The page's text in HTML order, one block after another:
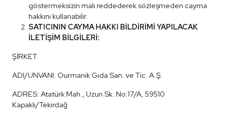
göstermeksizin malı reddederek sözleşmeden cayma
hakkını kullanabilir.
SATICININ CAYMA HAKKI BİLDİRİMİ YAPILACAK
İLETİŞİM BİLGİLERİ:
ŞİRKET
ADI/UNVANI: Ourmanik Gıda San. ve Tic. A.Ş.
ADRES: Atatürk Mah., Uzun Sk. No:17/A, 59510
Kapaklı/Tekirdağ